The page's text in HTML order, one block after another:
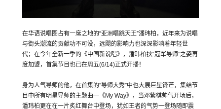
在华语说唱圈占有一席之地的“亚洲唱跳天王”潘玮柏，近年来为说唱
与街头潮流的贡献功不可没，远飓的影响力也深深影响着年轻世
代；在今年全新一季的《中国新说唱》，潘玮柏挟“冠军导师”之姿再
度加盟，首集节目也已在周五(6/14)正式开播！
身为人气导师的他，在首集的“导师大秀”中也大展巨星锋芒，集结节
目中所有明星导师的主题曲—《My Way》，当邓紫棋帅气开场后，
潘玮柏更在在一片炙红舞台中登场，犹如王者的气势一登场随即震